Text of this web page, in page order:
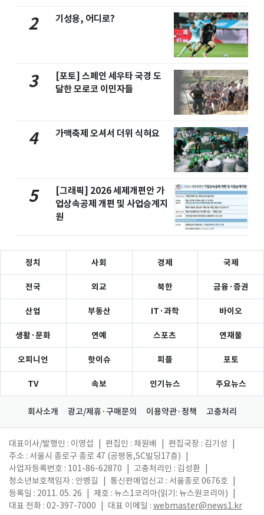
2 기성용, 어디로?
3
[포토] 스페인 세우타 국경 도
달한 모로코 이민자들
4 가맥축제 오셔서 더위 식혀요
5
[그래픽] 2026 세제개편안 가
업상속공제 개편 및 사업승계지
원
정치 사회 경제 국제
전국 외교 북한 금융·증권
산업 부동산 IT·과학 바이오
생활·문화 연예 스포츠 연재물
오피니언 핫이슈 피플 포토
TV 속보 인기뉴스 주요뉴스
회사소개 광고/제휴·구매문의 이용약관·정책 고충처리
대표이사/발행인 : 이영섭 편집인 : 채원배 편집국장 : 김기성
주소 : 서울시 종로구 종로 47 (공평동,SC빌딩17층)
사업자등록번호 : 101-86-62870
고충처리인 : 김성환
청소년보호책임자 : 안병길
통신판매업신고 : 서울종로 0676호
등록일 : 2011. 05. 26
제호 : 뉴스1코리아(읽기: 뉴스원코리아)
대표 전화 : 02-397-7000
대표 이메일 : webmaster@news1.kr